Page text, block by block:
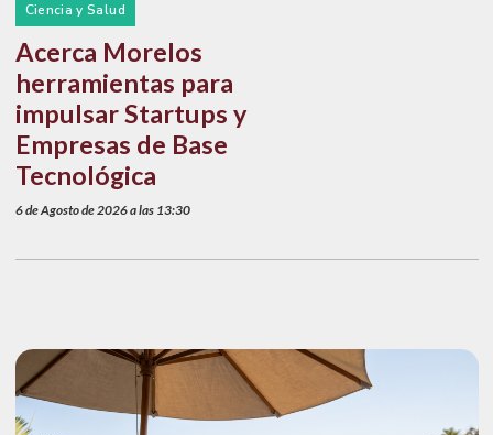
Ciencia y Salud
Acerca Morelos
herramientas para
impulsar Startups y
Empresas de Base
Tecnológica
6 de Agosto de 2026 a las 13:30